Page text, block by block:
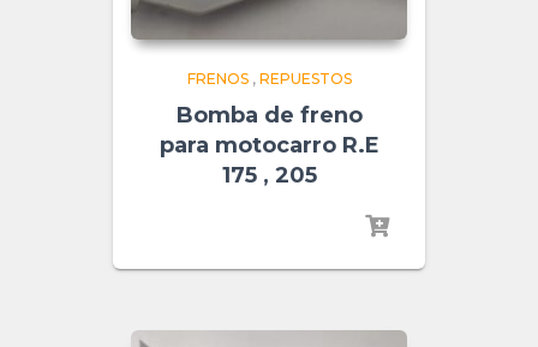
FRENOS, REPUESTOS
Bomba de freno
para motocarro R.E
175 , 205